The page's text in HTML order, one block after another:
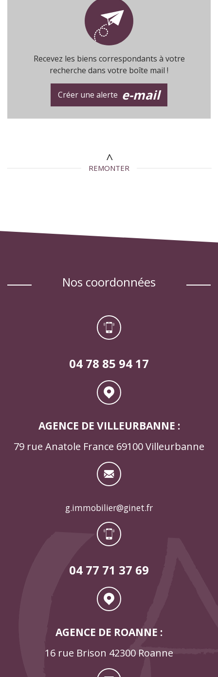
Recevez les biens correspondants à votre
recherche dans votre boîte mail !
Créer une alerte e-mail
REMONTER
nos coordonnées
04 78 85 94 17
AGENCE DE VILLEURBANNE :
79 rue Anatole France 69100 Villeurbanne
g.immobilier@ginet.fr
04 77 71 37 69
AGENCE DE ROANNE :
16 rue Brison 42300 Roanne